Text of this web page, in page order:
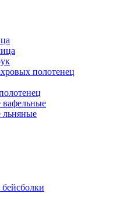
полотенец
вафельные
льняные